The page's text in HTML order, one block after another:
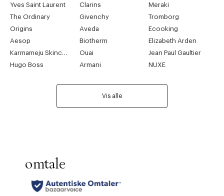
Yves Saint Laurent
Clarins
Meraki
The Ordinary
Givenchy
Tromborg
Origins
Aveda
Ecooking
Aesop
Biotherm
Elizabeth Arden
Karmameju Skincare
Ouai
Jean Paul Gaultier
Hugo Boss
Armani NUXE
Vis alle